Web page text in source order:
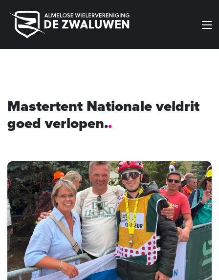
Mastertent Nationale veldrit
goed verlopen.